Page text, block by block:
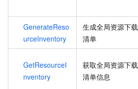
GenerateReso
urceInventory
生成全局资源下载
清单
GetResourceI
nventory
获取全局资源下载
清单信息